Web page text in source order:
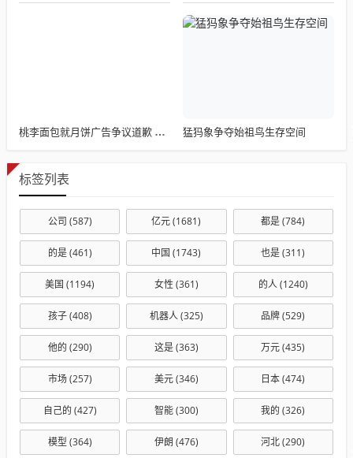
桃李面包就月饼广告争议道歉 上半年净利下滑近三成 猛犸象争夺始祖鸟生存空间
标签列表
公司 (587) 亿元(1681) 都是(784)
的是(461) 中国 (1743) 也是(311)
美国 (1194) 女性 (361) 的人(1240)
孩子(408) 机器人(325) 品牌(529)
他的 (290) 这是(363) 万元(435)
市场(257) 美元(346) 日本(474)
自己的 (427) 智能(300) 我的 (326)
模型 (364) 伊朗 (476) 河北(290)